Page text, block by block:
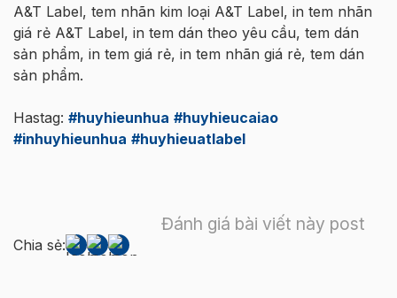
A&T Label, tem nhãn kim loại A&T Label, in tem nhãn
giá rẻ A&T Label, in tem dán theo yêu cầu, tem dán
sản phẩm, in tem giá rẻ, in tem nhãn giá rẻ, tem dán
sản phẩm.
Hastag: #huyhieunhua #huyhieucaiao
#inhuyhieunhua #huyhieuatlabel
Đánh giá bài viết này post
Chia sẻ: